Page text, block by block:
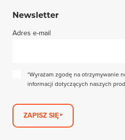
Newsletter
Adres e-mail
*Wyrażam zgodę na otrzymywanie
informacji dotyczących naszych
ZAPISZ SIĘ